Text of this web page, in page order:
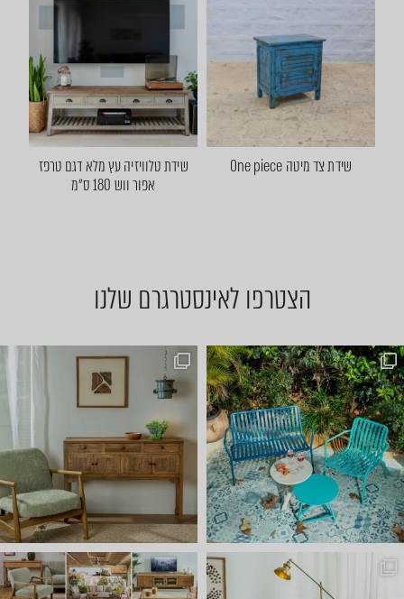
שידת צד מיטה One piece
שידת טלוויזיה עץ מלא דגם טרפז
אפור ווש 180 ס״מ
הצטרפו לאינסטרגרם שלנו
מחפשים את היפה לכניסה? 😍 בו
שישי שמח אצלנו 🤩 באים להתח